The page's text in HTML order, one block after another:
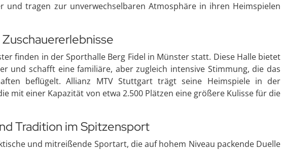
und tragen zur unverwechselbaren Atmosphäre in ihren Heimspielen
finden in der Sporthalle Berg Fidel in Münster statt. Diese Halle bietet
und schafft eine familiäre, aber zugleich intensive Stimmung, die das
beflügelt. Allianz MTV Stuttgart trägt seine Heimspiele in der
mit einer Kapazität von etwa 2.500 Plätzen eine größere Kulisse für die
Tradition im Spitzensport
und mitreißende Sportart, die auf hohem Niveau packende Duelle